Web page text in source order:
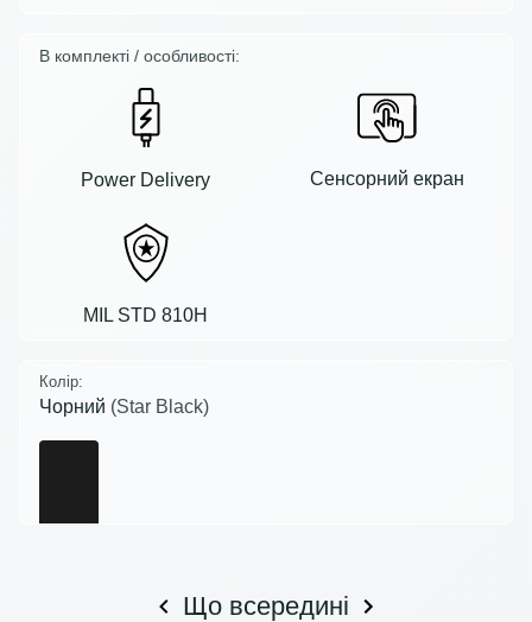
В комплекті / особливості:
Power Delivery Сенсорний екран
MIL STD 810H
Колір:
Чорний (Star Black)
Що всередині